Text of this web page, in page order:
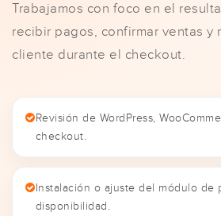
Trabajamos con foco en el
recibir pagos, confirmar ventas y
cliente durante el checkout.
Revisión de WordPress,
checkout.
Instalación o ajuste del módulo de
disponibilidad.